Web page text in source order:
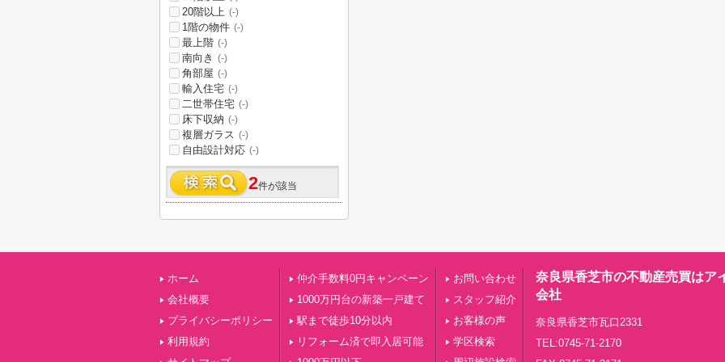
20階以上 (-)
1階の物件 (-)
最上階 (-)
南向き (-)
角部屋 (-)
輸入住宅 (-)
二世帯住宅 (-)
床下収納 (-)
複層ガラス (-)
自由設計対応 (-)
2件が該当
ホーム
会社概要
プライバシーポリシー
利用規約
仲介手数料0円キャンペーン
1000万円台の新築一戸建て
駅まで徒歩10分以内
リフォーム済で即入居可能
お問い合わせ
スタッフ紹介
お客様の声
学区検索
奈良県香芝市の不動産売買はア
会社
奈良県香芝市瓦口2331
TEL:0745-71-2170